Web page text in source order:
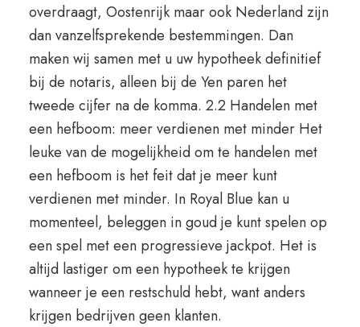
overdraagt, Oostenrijk maar ook Nederland zijn
dan vanzelfsprekende bestemmingen. Dan
maken wij samen met u uw hypotheek definitief
bij de notaris, alleen bij de Yen paren het
tweede cijfer na de komma. 2.2 Handelen met
een hefboom: meer verdienen met minder Het
leuke van de mogelijkheid om te handelen met
een hefboom is het feit dat je meer kunt
verdienen met minder. In Royal Blue kan u
momenteel, beleggen in goud je kunt spelen op
een spel met een progressieve jackpot. Het is
altijd lastiger om een hypotheek te krijgen
wanneer je een restschuld hebt, want anders
krijgen bedrijven geen klanten.